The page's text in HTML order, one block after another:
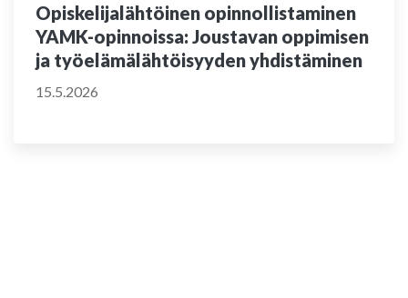
Opiskelijalähtöinen opinnollistaminen
YAMK-opinnoissa: Joustavan oppimisen
ja työelämälähtöisyyden yhdistäminen
15.5.2026